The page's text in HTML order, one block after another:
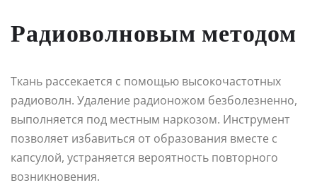
Радиоволновым методом
Ткань рассекается с помощью высокочастотных
радиоволн. Удаление радионожом безболезненно,
выполняется под местным наркозом. Инструмент
позволяет избавиться от образования вместе с
капсулой, устраняется вероятность повторного
возникновения.